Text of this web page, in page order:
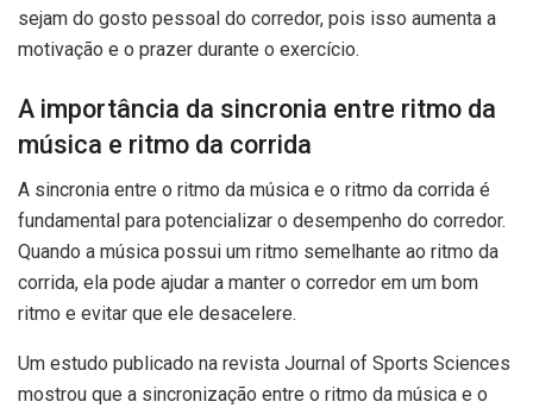
sejam do gosto pessoal do corredor, pois isso aumenta a
motivação e o prazer durante o exercício.
A importância da sincronia entre ritmo da
música e ritmo da corrida
A sincronia entre o ritmo da música e o ritmo da corrida é
fundamental para potencializar o desempenho do corredor.
Quando a música possui um ritmo semelhante ao ritmo da
corrida, ela pode ajudar a manter o corredor em um bom
ritmo e evitar que ele desacelere.
Um estudo publicado na revista Journal of Sports Sciences
mostrou que a sincronização entre o ritmo da música e o